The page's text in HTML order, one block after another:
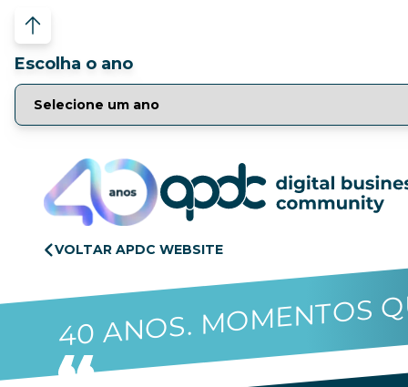
Escolha o ano
VOLTAR APDC WEBSITE
40 ANOS. MOMENTOS